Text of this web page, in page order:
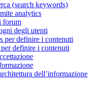
(search keywords)
analytics
forum
degli utenti
per definire i contenuti
definire i contenuti
dell’informazione